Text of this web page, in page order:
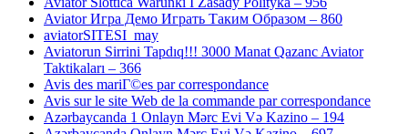
Aviator Игра Демо Играть Таким Образом – 860
aviatorSITESI_may
Aviatorun Sirrini Tapdıq!!! 3000 Manat Qazanc Aviator
Taktikaları – 366
Avis des mariГ©es par correspondance
Avis sur le site Web de la commande par correspondance
Azərbaycanda 1 Onlayn Mərc Evi Və Kazino – 194